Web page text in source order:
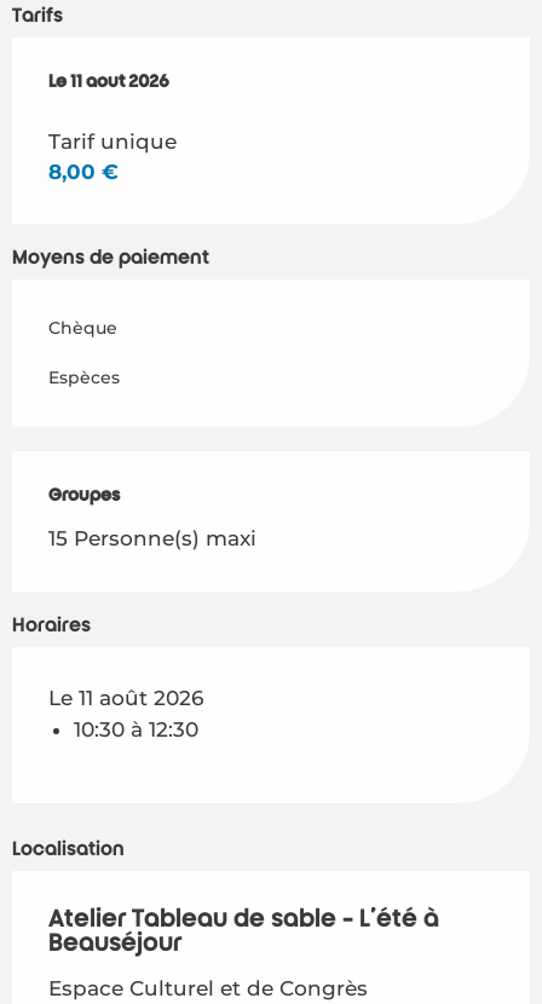
Tarifs
Le11 août 2026
Le11 août 2026
Tarif unique
8,00 €
Moyens de paiement
Chèque
Espèces
Groupes
Groupes
15 Personne(s) maxi
Horaires
Le 11 août 2026
10:30 à 12:30
Localisation
Atelier Tableau de sable - L'été à
Beauséjour
Espace Culturel et de Congrès